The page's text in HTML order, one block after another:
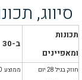
סיווג,
תכונות
ומאפיינים
ב-30
חוזק בגיל 28 יום
ממוצע 33.0